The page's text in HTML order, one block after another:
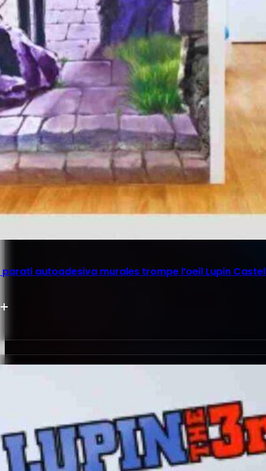
autoadesiva murales trompe l’oeil Lupin